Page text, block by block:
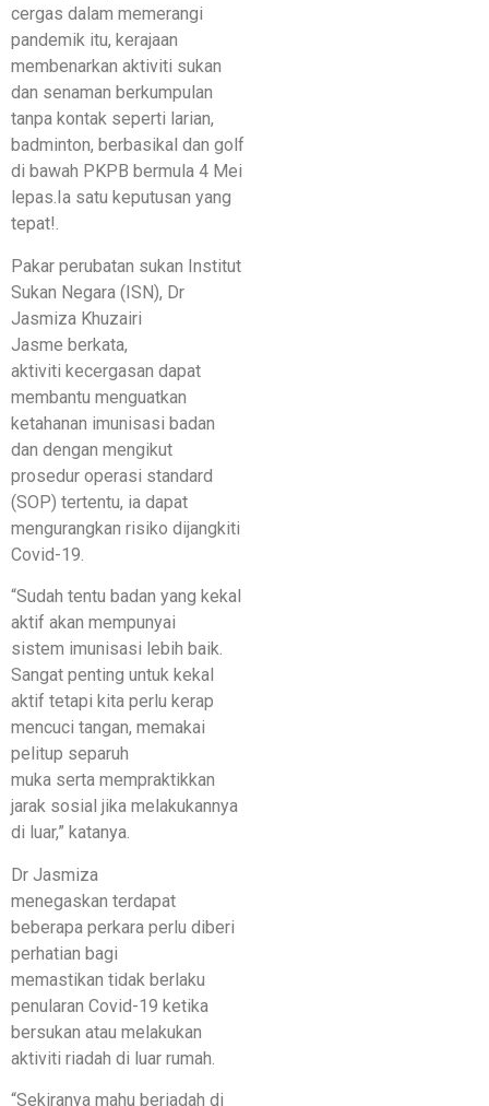
cergas dalam memerangi
pandemik itu, kerajaan
membenarkan aktiviti sukan
dan senaman berkumpulan
tanpa kontak seperti larian,
badminton, berbasikal dan golf
di bawah PKPB bermula 4 Mei
lepas.Ia satu keputusan yang
tepat!.
Pakar perubatan sukan Institut
Sukan Negara (ISN), Dr
Jasmiza Khuzairi
Jasme berkata,
aktiviti kecergasan dapat
membantu menguatkan
ketahanan imunisasi badan
dan dengan mengikut
prosedur operasi standard
(SOP) tertentu, ia dapat
mengurangkan risiko dijangkiti
Covid-19.
“Sudah tentu badan yang kekal
aktif akan mempunyai
sistem imunisasi lebih baik.
Sangat penting untuk kekal
aktif tetapi kita perlu kerap
mencuci tangan, memakai
pelitup separuh
muka serta mempraktikkan
jarak sosial jika melakukannya
di luar,” katanya.
Dr Jasmiza
menegaskan terdapat
beberapa perkara perlu diberi
perhatian bagi
memastikan tidak berlaku
penularan Covid-19 ketika
bersukan atau melakukan
aktiviti riadah di luar rumah.
“Sekiranya mahu beriadah di